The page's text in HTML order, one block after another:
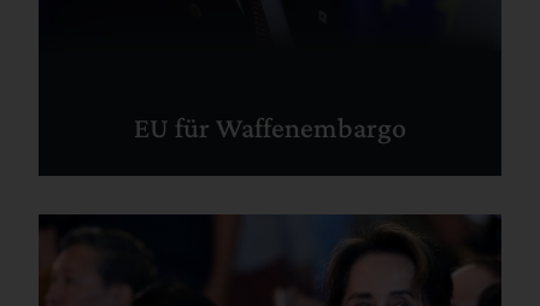
EU für Waffenembargo